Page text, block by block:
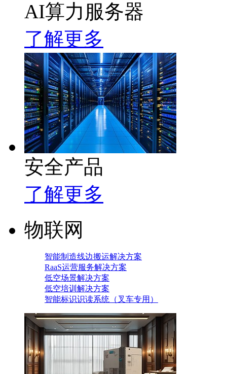
AI算力服务器
了解更多
安全产品
了解更多
物联网
智能制造线边搬运解决方案
RaaS运营服务解决方案
低空场景解决方案
低空培训解决方案
智能标识识读系统（叉车专用）